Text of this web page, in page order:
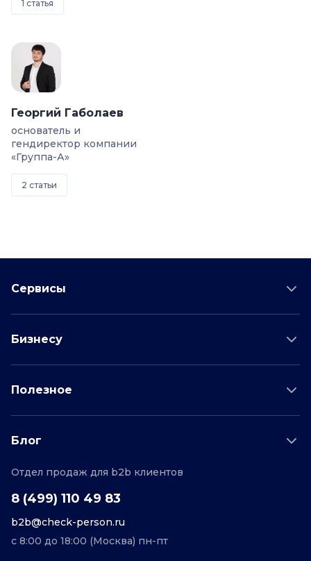
1 статья
Георгий Габолаев
основатель и
гендиректор компании
«Группа-А»
2 статьи
Сервисы
Проверка водителя
Бизнесу
Проверка по отраслям
Полезное
О проекте
Персональные данные
Блог
Редакционная политика
Отдел продаж для b2b клиентов
8 (499) 110 49 83
b2b@check-person.ru
с 8:00 до 18:00 (Москва) пн-пт